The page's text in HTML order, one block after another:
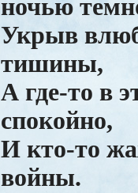
ночью
Укрыв
тишины,
А где-то в
спокойно,
И кто-то
войны.